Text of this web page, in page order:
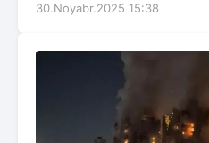
30.Noyabr.2025 15:38